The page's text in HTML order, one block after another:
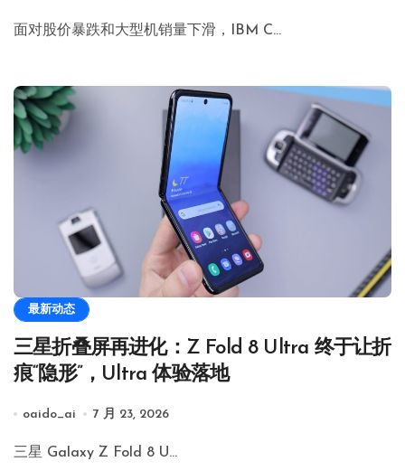
面对股价暴跌和大型机销量下滑，IBM C…
最新动态
三星折叠屏再进化：Z Fold 8 Ultra 终于让折
痕“隐形”，Ultra 体验落地
oaido_ai 7 月 23, 2026
三星 Galaxy Z Fold 8 U…